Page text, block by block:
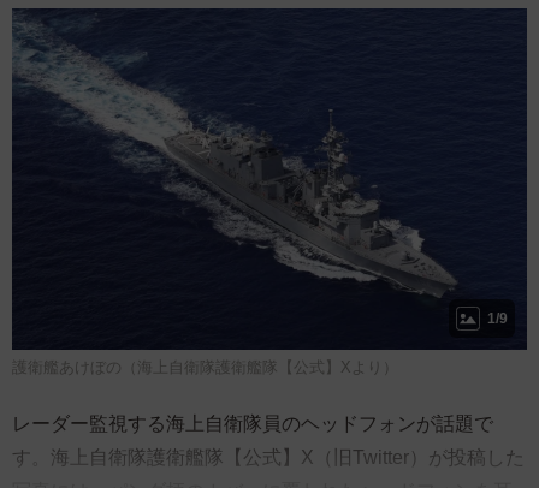
1/9
護衛艦あけぼの（海上自衛隊護衛艦隊【公式】Xより）
レーダー監視する海上自衛隊員のヘッドフォンが話題で
す。海上自衛隊護衛艦隊【公式】X（旧Twitter）が投稿した